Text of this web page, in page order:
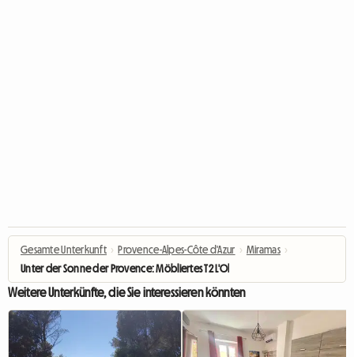
Gesamte Unterkunft › Provence-Alpes-Côte d'Azur › Miramas ›
Unter der Sonne der Provence: Möbliertes T2 L'Olivier Gite
Weitere Unterkünfte, die Sie interessieren könnten